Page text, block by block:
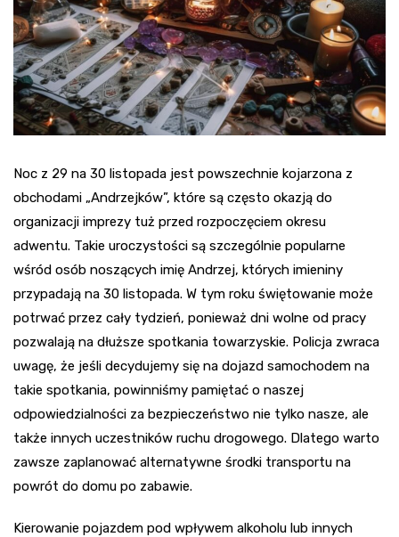
Noc z 29 na 30 listopada jest powszechnie kojarzona z
obchodami „Andrzejków”, które są często okazją do
organizacji imprezy tuż przed rozpoczęciem okresu
adwentu. Takie uroczystości są szczególnie popularne
wśród osób noszących imię Andrzej, których imieniny
przypadają na 30 listopada. W tym roku świętowanie może
potrwać przez cały tydzień, ponieważ dni wolne od pracy
pozwalają na dłuższe spotkania towarzyskie. Policja zwraca
uwagę, że jeśli decydujemy się na dojazd samochodem na
takie spotkania, powinniśmy pamiętać o naszej
odpowiedzialności za bezpieczeństwo nie tylko nasze, ale
także innych uczestników ruchu drogowego. Dlatego warto
zawsze zaplanować alternatywne środki transportu na
powrót do domu po zabawie.
Kierowanie pojazdem pod wpływem alkoholu lub innych